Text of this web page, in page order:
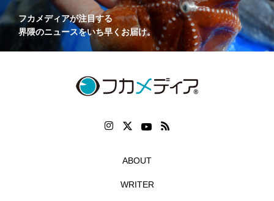
フカメディアが注目する
界隈のニュースをいち早くお届け。
ABOUT
WRITER